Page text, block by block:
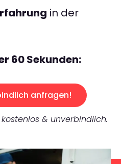
in der
60 Sekunden:
anfragen!
kostenlos & unverbindlich.